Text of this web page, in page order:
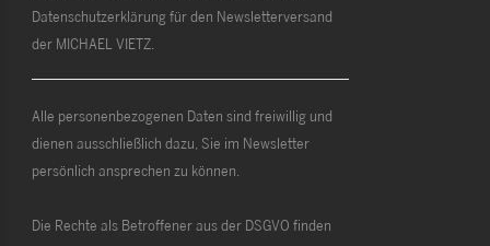
Datenschutzerklärung für den Newsletterversand
der MICHAEL VIETZ.
Alle personenbezogenen Daten sind freiwillig und
dienen ausschließlich dazu, Sie im Newsletter
persönlich ansprechen zu können.
Die Rechte als Betroffener aus der DSGVO finden